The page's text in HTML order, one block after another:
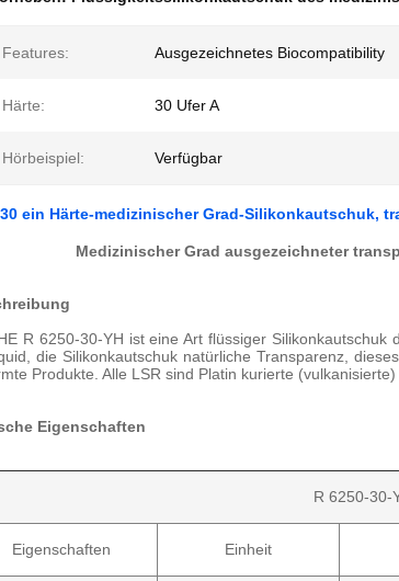
Features: Ausgezeichnetes Biocompatibility
Härte: 30 Ufer A
Hörbeispiel: Verfügbar
ein Härte-medizinischer Grad-Silikonkautschuk,
Medizinischer Grad ausgezeichneter
R 6250-30-YH ist eine Art flüssiger
die Silikonkautschuk natürliche Transparenz,
Produkte. Alle LSR sind Platin kurierte
Eigenschaften
R 6250-30-
Eigenschaften Einheit